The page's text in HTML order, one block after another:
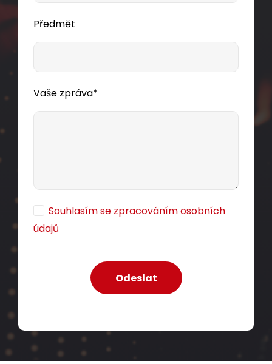
Předmět
Vaše zpráva*
Souhlasím se zpracováním osobních
údajů